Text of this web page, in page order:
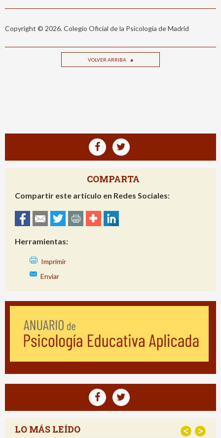
Copyright © 2026. Colegio Oficial de la Psicología de Madrid
VOLVER ARRIBA
COMPARTA
Compartir este artículo en Redes Sociales:
Herramientas:
Imprimir
Enviar
LO MÁS LEÍDO < >